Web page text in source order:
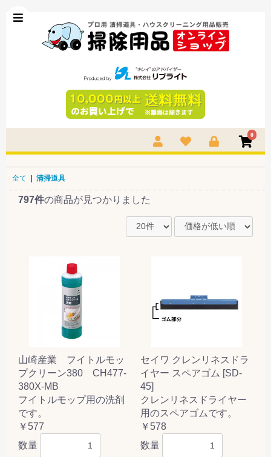
0
全て | 清掃道具
797件の商品が見つかりました
山崎産業 フイトルモッ
プクリーン380 CH477-
380X-MB
フイトルモップ用の洗剤
です。
￥577
数量
セイワ クレンリネスドラ
イヤー スペアゴム [SD-
45]
クレンリネスドライヤー
用のスペアゴムです。
￥578
数量